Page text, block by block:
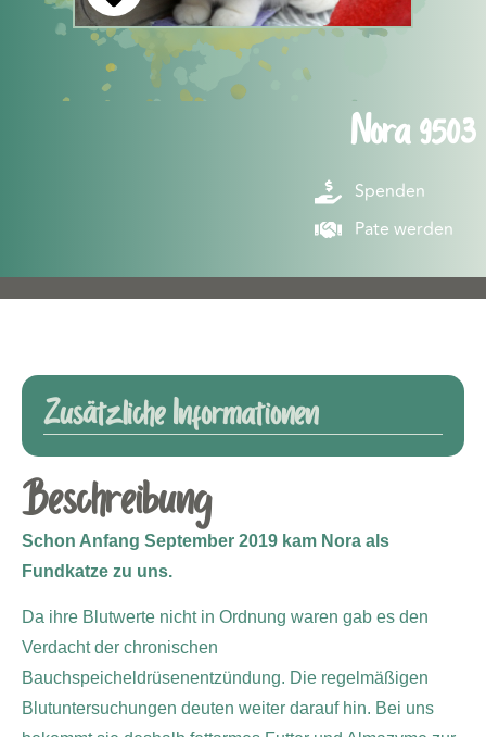
Nora 9503
Spenden
Pate werden
Zusätzliche Informationen
Beschreibung
Schon Anfang September 2019 kam Nora als
Fundkatze zu uns.
Da ihre Blutwerte nicht in Ordnung waren gab es den
Verdacht der chronischen
Bauchspeicheldrüsenentzündung. Die regelmäßigen
Blutuntersuchungen deuten weiter darauf hin. Bei uns